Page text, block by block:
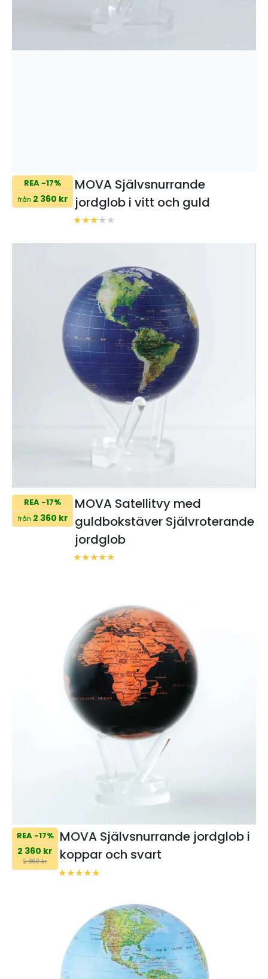
REA -17%
från 2 360 kr
MOVA Självsnurrande
jordglob i vitt och guld
REA -17%
från 2 360 kr
MOVA Satellitvy med
guldbokstäver Självroterande
jordglob
REA -17%
2 360 kr
2 860 kr
MOVA Självsnurrande jordglob i
koppar och svart